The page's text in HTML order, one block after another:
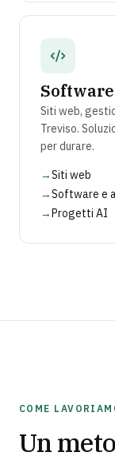
Software
Siti web,
Treviso.
per durare.
→Siti web
→Software e
→Progetti AI
COME
Un